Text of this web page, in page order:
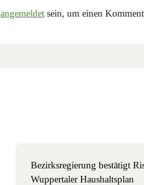
angemeldet sein, um einen
Bezirksregierung bestätigt
Wuppertaler Haushaltsplan